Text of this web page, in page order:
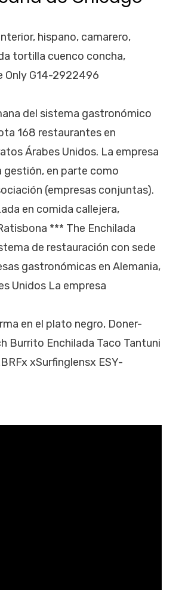
hispano, camarero,
tortilla cuenco concha,
G14-2922496
del sistema gastronómico
168 restaurantes en
Árabes Unidos. La empresa
en parte como
(empresas conjuntas).
en comida callejera,
*** The Enchilada
de restauración con sede
gastronómicas en Alemania,
Unidos La empresa
en el plato negro, Doner-
Burrito Enchilada Taco Tantuni
xSurfinglensx ESY-